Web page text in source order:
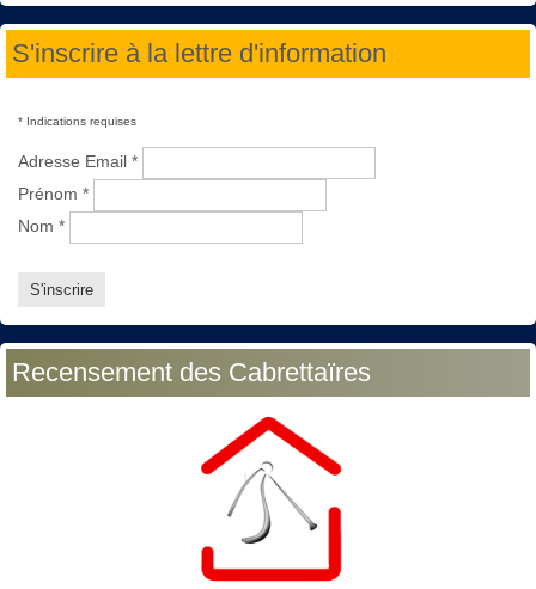
S'inscrire à la lettre d'information
* Indications requises
Adresse Email *
Prénom *
Nom *
Recensement des Cabrettaïres